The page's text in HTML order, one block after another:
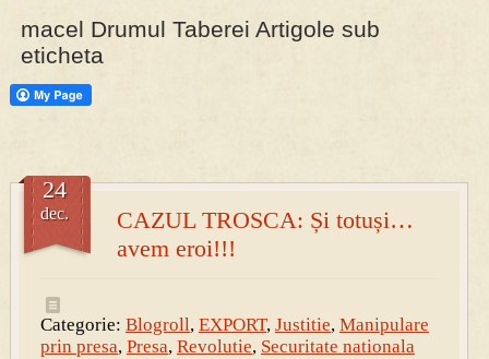
PRESA
Permise pentru vânătoarea de porci în costume, cu gulere albe
macel Drumul Taberei Artigole sub
eticheta
CAZUL TROSCA: Și totuși…
avem eroi!!!
24
dec.
Categorie: Blogroll, EXPORT, Justitie, Manipulare
prin presa, Presa, Revolutie, Securitate nationala